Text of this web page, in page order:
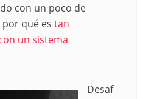
con un poco de
qué es tan
un sistema
Desaf